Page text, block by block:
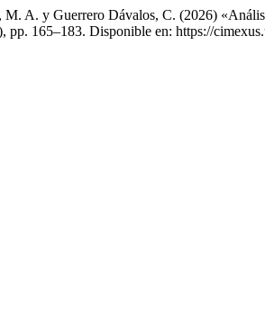
A. y Guerrero Dávalos, C. (2026)
pp. 165–183. Disponible en: https://